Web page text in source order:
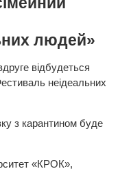
людей»
відбудеться
неідеальних
з карантином буде
«КРОК»,